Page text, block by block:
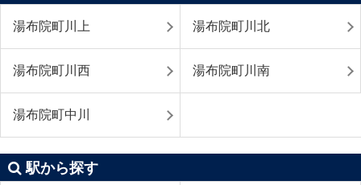
湯布院町川上 湯布院町川北
湯布院町川西 湯布院町川南
湯布院町中川
駅から探す